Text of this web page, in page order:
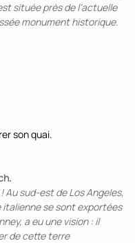
située près de l’actuelle
monument historique.
son quai.
Au sud-est de Los Angeles,
italienne se sont exportées
a eu une vision : il
de cette terre